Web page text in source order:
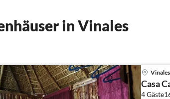
in Vinales
Vinales
Casa
4 Gäste